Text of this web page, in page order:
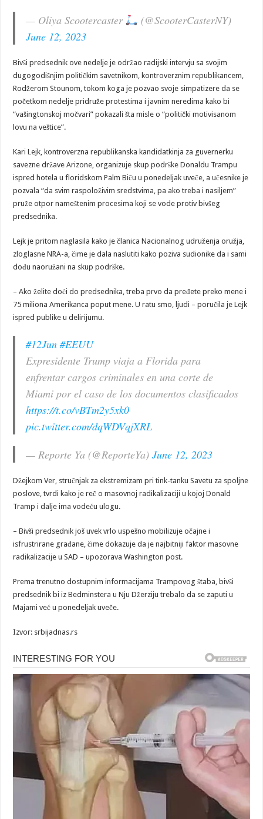
— Oliya Scootercaster
(@ScooterCasterNY)
June 12, 2023
Bivši predsednik ove nedelje je održao radijski intervju sa svojim
dugogodišnjim političkim savetnikom, kontroverznim republikancem,
Rodžerom Stounom, tokom koga je pozvao svoje simpatizere da se
početkom nedelje pridruže protestima i javnim neredima kako bi
“vašingtonskoj močvari” pokazali šta misle o “politički motivisanom
lovu na veštice”.
Kari Lejk, kontroverzna republikanska kandidatkinja za guvernerku
savezne države Arizone, organizuje skup podrške Donaldu Trampu
ispred hotela u floridskom Palm Biču u ponedeljak uveče, a učesnike je
pozvala “da svim raspoloživim sredstvima, pa ako treba i nasiljem”
pruže otpor nameštenim procesima koji se vode protiv bivšeg
predsednika.
Lejk je pritom naglasila kako je članica Nacionalnog udruženja oružja,
zloglasne NRA-a, čime je dala naslutiti kako poziva sudionike da i sami
dođu naoružani na skup podrške.
– Ako želite doći do predsednika, treba prvo da pređete preko mene i
75 miliona Amerikanca poput mene. U ratu smo, ljudi – poručila je Lejk
ispred publike u delirijumu.
#12Jun #EEUU
Expresidente Trump viaja a Florida para
enfrentar cargos criminales en una corte de
Miami por el caso de los documentos clasificados
https://t.co/vBTm2y5xk0
pic.twitter.com/dqWDVqjXRL
— Reporte Ya (@ReporteYa)June 12, 2023
Džejkom Ver, stručnjak za ekstremizam pri tink-tanku Savetu za spoljne
poslove, tvrdi kako je reč o masovnoj radikalizaciji u kojoj Donald
Tramp i dalje ima vodeću ulogu.
– Bivši predsednik još uvek vrlo uspešno mobilizuje očajne i
isfrustrirane građane, čime dokazuje da je najbitniji faktor masovne
radikalizacije u SAD – upozorava Washington post.
Prema trenutno dostupnim informacijama Trampovog štaba, bivši
predsednik bi iz Bedminstera u Nju Džerziju trebalo da se zaputi u
Majami već u ponedeljak uveče.
Izvor: srbijadnas.rs